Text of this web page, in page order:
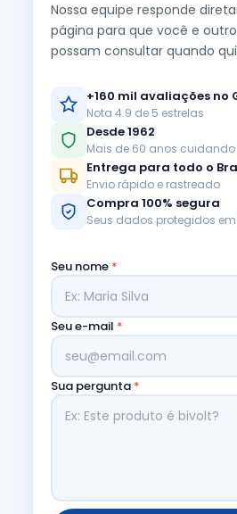
Nossa equipe responde
página para que você e
possam consultar quando
+160 mil avaliações no
Nota 4.9 de 5 estrelas
Desde 1962
Mais de 60 anos
Entrega para todo o
Envio rápido e rastreado
Compra 100% segura
Seus dados protegidos
Seu nome *
Seu e-mail *
Sua pergunta *